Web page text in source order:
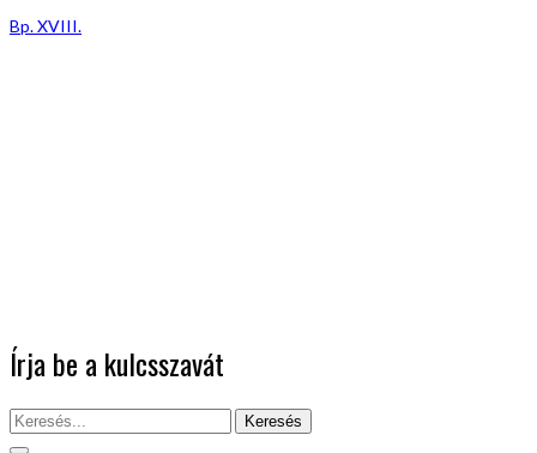
Bp. XVIII.
Írja be a kulcsszavát
Keresés